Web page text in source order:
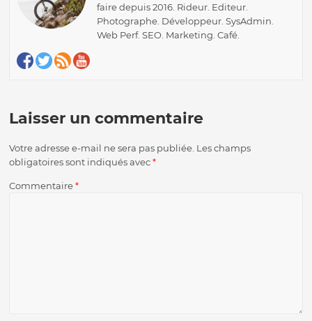
faire depuis 2016. Rideur. Editeur.
Photographe. Développeur. SysAdmin.
Web Perf. SEO. Marketing. Café.
Laisser un commentaire
Votre adresse e-mail ne sera pas publiée. Les champs
obligatoires sont indiqués avec*
Commentaire*